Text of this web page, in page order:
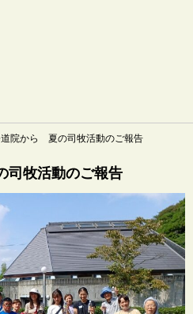
院から 夏の司牧活動のご報告
牧活動のご報告